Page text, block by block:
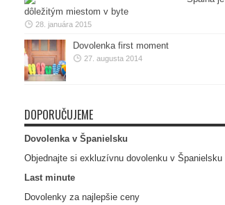
dôležitým miestom v byte
28. januára 2015
Dovolenka first moment
27. augusta 2014
DOPORUČUJEME
Dovolenka v Španielsku
Objednajte si exkluzívnu dovolenku v Španielsku
Last minute
Dovolenky za najlepšie ceny